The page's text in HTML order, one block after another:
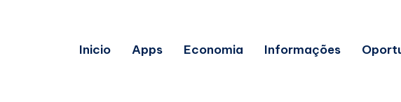
Inicio Apps Economia Informações